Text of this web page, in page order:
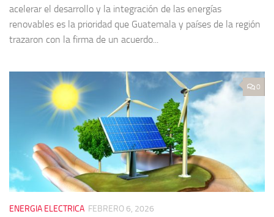
acelerar el desarrollo y la integración de las energías
renovables es la prioridad que Guatemala y países de la región
trazaron con la firma de un acuerdo...
0
ENERGIA ELECTRICA FEBRERO 6, 2026